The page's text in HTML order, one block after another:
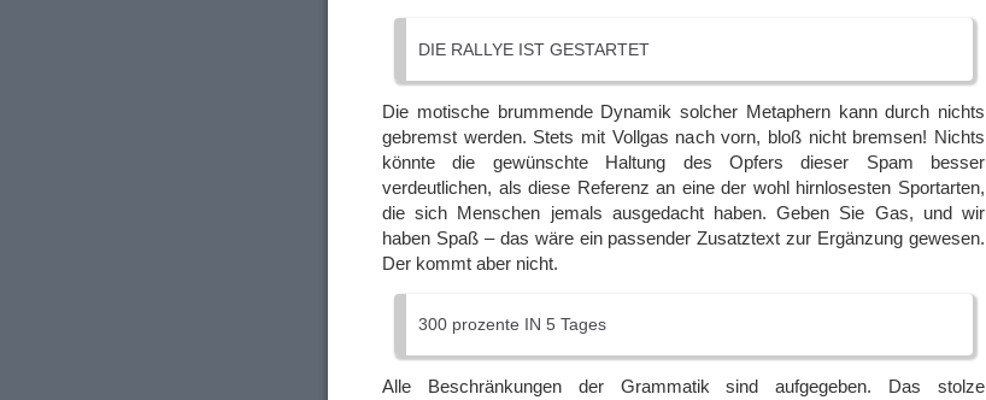
DIE RALLYE IST GESTARTET
Die motische brummende Dynamik solcher Metaphern kann durch nichts
gebremst werden. Stets mit Vollgas nach vorn, bloß nicht bremsen! Nichts
könnte die gewünschte Haltung des Opfers dieser Spam besser
verdeutlichen, als diese Referenz an eine der wohl hirnlosesten Sportarten,
die sich Menschen jemals ausgedacht haben. Geben Sie Gas, und wir
haben Spaß – das wäre ein passender Zusatztext zur Ergänzung gewesen.
Der kommt aber nicht.
300 prozente IN 5 Tages
Alle Beschränkungen der Grammatik sind aufgegeben. Das stolze